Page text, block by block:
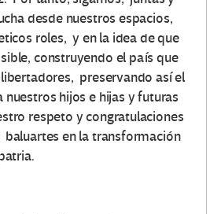
desde nuestros espacios,
roles, y en la idea de que
construyendo el país que
preservando así el
nuestros hijos e hijas y futuras
respeto y congratulaciones
en la transformación